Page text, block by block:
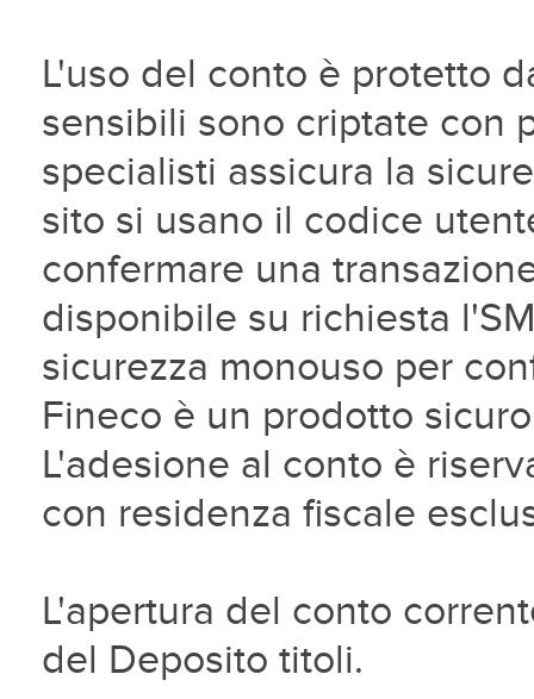
L'uso del conto è protetto
sensibili sono criptate con
specialisti assicura la
sito si usano il codice
confermare una
disponibile su richiesta
sicurezza monouso per
Fineco è un prodotto
L'adesione al conto è
con residenza fiscale
L'apertura del conto
del Deposito titoli.